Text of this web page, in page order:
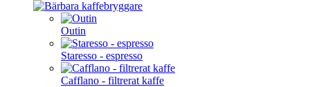
Outin
Staresso - espresso
Cafflano - filtrerat kaffe